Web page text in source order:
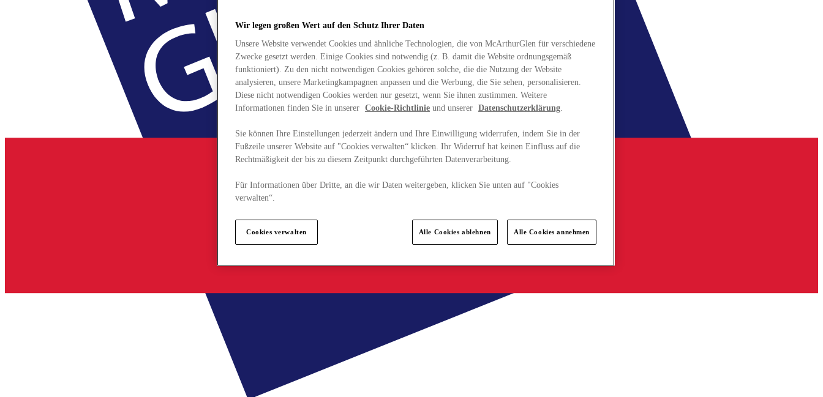
Wir legen großen Wert auf den Schutz Ihrer Daten
Unsere Website verwendet Cookies und ähnliche Technologien, die von McArthurGlen für verschiedene
Zwecke gesetzt werden. Einige Cookies sind notwendig (z. B. damit die Website ordnungsgemäß
funktioniert). Zu den nicht notwendigen Cookies gehören solche, die die Nutzung der Website
analysieren, unsere Marketingkampagnen anpassen und die Werbung, die Sie sehen, personalisieren.
Diese nicht notwendigen Cookies werden nur gesetzt, wenn Sie ihnen zustimmen. Weitere
Informationen finden Sie in unserer Cookie-Richtlinie und unserer Datenschutzerklärung.
Sie können Ihre Einstellungen jederzeit ändern und Ihre Einwilligung widerrufen, indem Sie in der
Fußzeile unserer Website auf "Cookies verwalten“ klicken. Ihr Widerruf hat keinen Einfluss auf die
Rechtmäßigkeit der bis zu diesem Zeitpunkt durchgeführten Datenverarbeitung.
Für Informationen über Dritte, an die wir Daten weitergeben, klicken Sie unten auf "Cookies
verwalten“.
Cookies verwalten Alle Cookies ablehnen Alle Cookies annehmen